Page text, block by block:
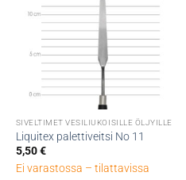
tuotteen
sivulla.
SIVELTIMET VESILIUKOISILLE ÖLJYILLE
Liquitex palettiveitsi No 11
5,50€
Ei varastossa – tilattavissa